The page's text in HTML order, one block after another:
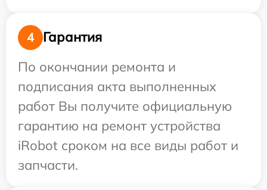
4
Гарантия
По окончании ремонта и
подписания акта выполненных
работ Вы получите официальную
гарантию на ремонт устройства
iRobot сроком на все виды работ и
запчасти.